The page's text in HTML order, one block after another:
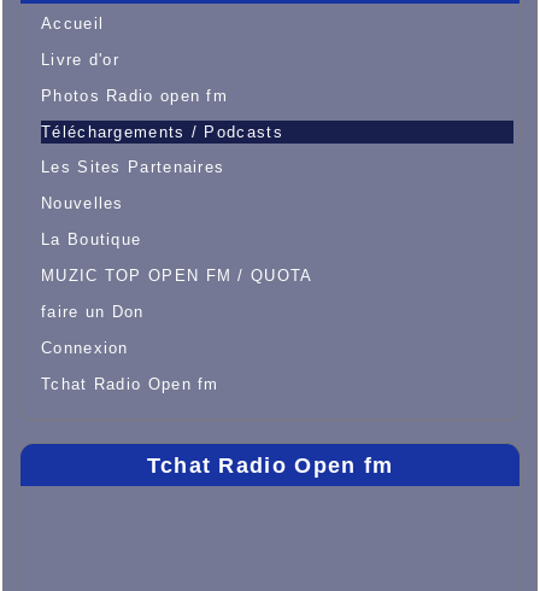
Accueil
Livre d'or
Photos Radio open fm
Téléchargements / Podcasts
Les Sites Partenaires
Nouvelles
La Boutique
MUZIC TOP OPEN FM / QUOTA
faire un Don
Connexion
Tchat Radio Open fm
Tchat Radio Open fm